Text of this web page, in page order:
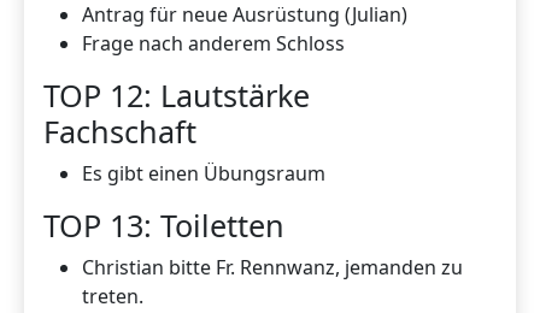
Antrag für neue Ausrüstung (Julian)
Frage nach anderem Schloss
TOP 12: Lautstärke
Fachschaft
Es gibt einen Übungsraum
TOP 13: Toiletten
Christian bitte Fr. Rennwanz, jemanden zu
treten.